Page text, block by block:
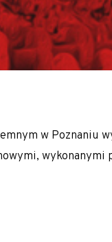
w Poznaniu
wykonanymi